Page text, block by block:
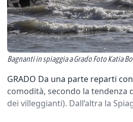
Bagnanti in spiaggia a Grado Foto Katia
GRADO Da una parte reparti
comodità, secondo la tendenza
dei villeggianti). Dall’altra la